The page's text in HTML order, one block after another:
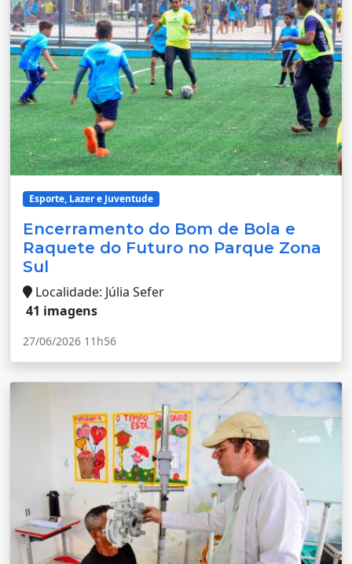
Esporte, Lazer e Juventude
Encerramento do Bom de Bola e
Raquete do Futuro no Parque Zona
Sul
Localidade: Júlia Sefer
41 imagens
27/06/2026 11h56